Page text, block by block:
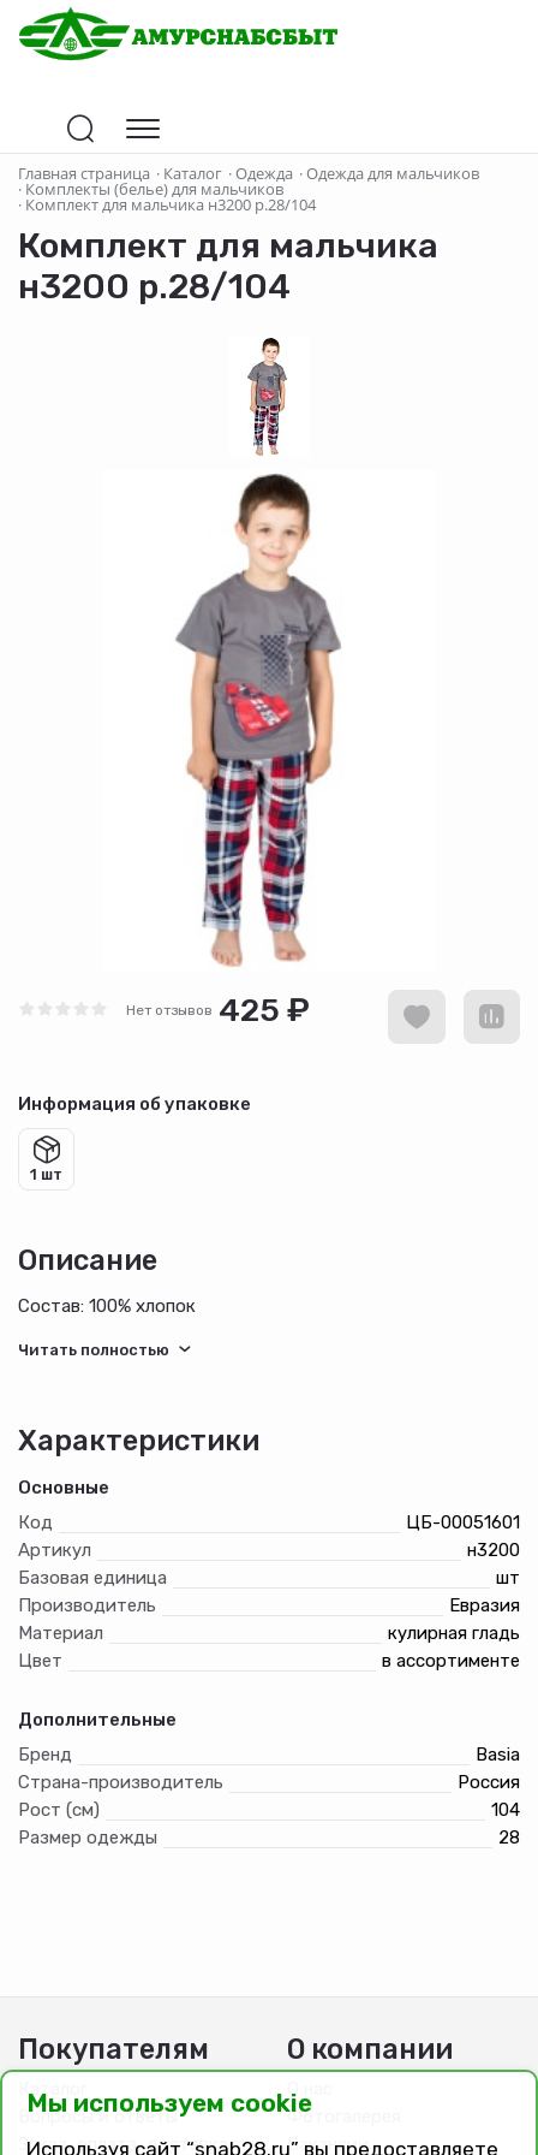
Главная страница · Каталог ·Одежда ·Одежда для мальчиков
· Комплекты (белье) для мальчиков
· Комплект для мальчика н3200 р.28/104
Комплект для мальчика
н3200 р.28/104
Нет отзывов 425 ₽
Информация об упаковке
1 шт
Описание
Состав: 100% хлопок
Характеристики
Основные
Код
ЦБ-00051601
Артикул
н3200
Базовая единица
шт
Производитель
Евразия
Материал
кулирная гладь
Цвет
в ассортименте
Дополнительные
Бренд
Basia
Страна-производитель
Россия
Рост (см)
104
Размер одежды
28
Покупателям
Каталог
Вопросы и ответы
Заказ, оплата, доставка
О компании
О нас
Фотогалерея
Вакансии
Мы используем cookie
Используя сайт “snab28.ru” вы предоставляете